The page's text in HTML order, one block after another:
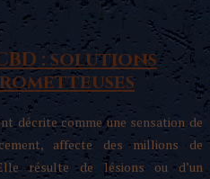
: solutions
décrite comme une sensation de
affecte des millions de
résulte de lésions ou d’un